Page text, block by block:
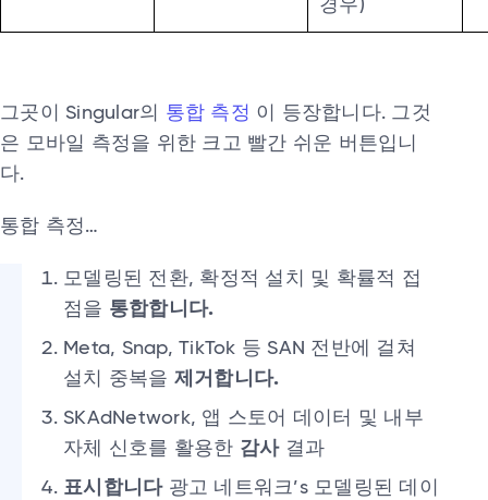
경우)
그곳이 Singular의 통합 측정 이 등장합니다. 그것
은 모바일 측정을 위한 크고 빨간 쉬운 버튼입니
다.
통합 측정…
모델링된 전환, 확정적 설치 및 확률적 접
점을 통합합니다.
Meta, Snap, TikTok 등 SAN 전반에 걸쳐
설치 중복을 제거합니다.
SKAdNetwork, 앱 스토어 데이터 및 내부
자체 신호를 활용한 감사결과
표시합니다광고 네트워크’s 모델링된 데이